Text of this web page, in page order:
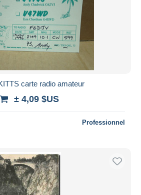
carte radio amateur
± 4,09 $US
Professionnel